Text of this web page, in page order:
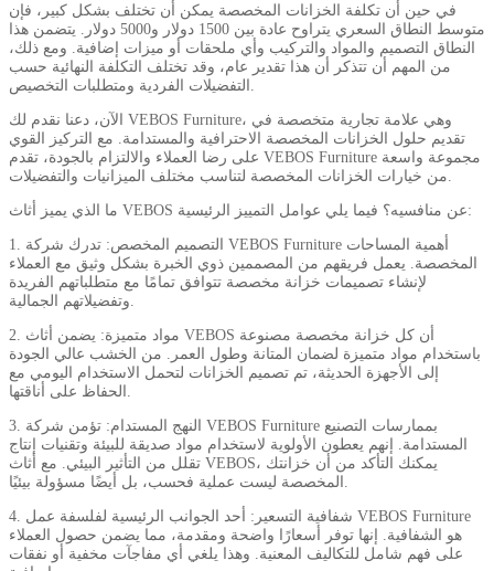
في حين أن تكلفة الخزانات المخصصة يمكن أن تختلف بشكل كبير، فإن
متوسط ​​النطاق السعري يتراوح عادة بين 1500 دولار و5000 دولار. يتضمن هذا
النطاق التصميم والمواد والتركيب وأي ملحقات أو ميزات إضافية. ومع ذلك،
من المهم أن تتذكر أن هذا تقدير عام، وقد تختلف التكلفة النهائية حسب
الآن، دعنا نقدم لك VEBOS Furniture، وهي علامة تجارية متخصصة في
تقديم حلول الخزانات المخصصة الاحترافية والمستدامة. مع التركيز القوي
على رضا العملاء والالتزام بالجودة، تقدم VEBOS Furniture مجموعة واسعة
ما الذي يميز أثاث VEBOS عن منافسيه؟ فيما يلي عوامل التمييز الرئيسية:
1. التصميم المخصص: تدرك شركة VEBOS Furniture أهمية المساحات
المخصصة. يعمل فريقهم من المصممين ذوي الخبرة بشكل وثيق مع العملاء
لإنشاء تصميمات خزانة مخصصة تتوافق تمامًا مع متطلباتهم الفريدة
2. مواد متميزة: يضمن أثاث VEBOS أن كل خزانة مخصصة مصنوعة
باستخدام مواد متميزة لضمان المتانة وطول العمر. من الخشب عالي الجودة
إلى الأجهزة الحديثة، تم تصميم الخزانات لتحمل الاستخدام اليومي مع
3. النهج المستدام: تؤمن شركة VEBOS Furniture بممارسات التصنيع
المستدامة. إنهم يعطون الأولوية لاستخدام مواد صديقة للبيئة وتقنيات إنتاج
تقلل من التأثير البيئي. مع أثاث VEBOS، يمكنك التأكد من أن خزانتك
4. شفافية التسعير: أحد الجوانب الرئيسية لفلسفة عمل VEBOS Furniture
هو الشفافية. إنها توفر أسعارًا واضحة ومقدمة، مما يضمن حصول العملاء
على فهم شامل للتكاليف المعنية. وهذا يلغي أي مفاجآت مخفية أو نفقات